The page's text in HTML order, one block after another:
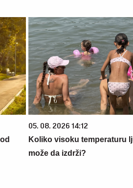
05. 08. 2026 14:12
Koliko visoku temperaturu
može da izdrži?